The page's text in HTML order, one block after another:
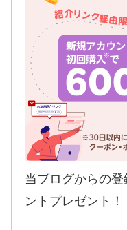
当ブログからの
ントプレゼント！